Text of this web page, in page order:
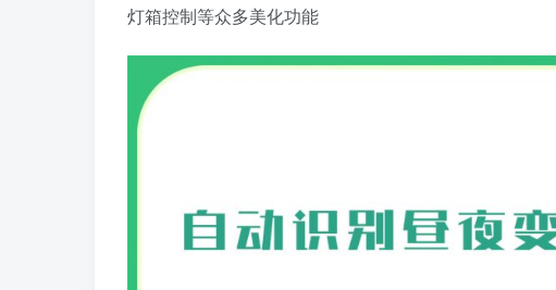
灯箱控制等众多美化功能